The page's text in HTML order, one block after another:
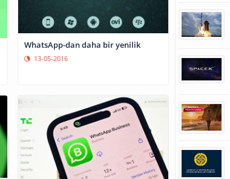
WhatsApp-dan daha bir yenilik
13-05-2016